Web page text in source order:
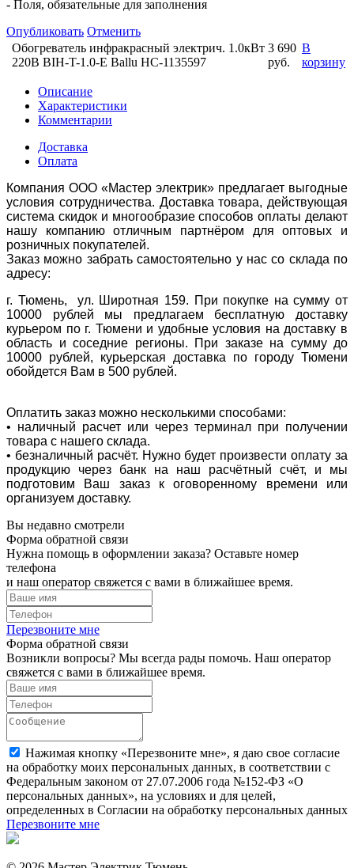
- Поля, обязательные для заполнения
Опубликовать Отменить
Обогреватель инфракрасный электрич. 1.0кВт
220В BIH-T-1.0-E Ballu НС-1135597
3 690
руб.
В
корзину
Описание
Характеристики
Комментарии
Доставка
Оплата
Компания ООО «Мастер электрик» предлагает выгодные
условия сотрудничества. Доставка товара, действующая
система скидок и многообразие способов оплаты делают
нашу компанию отличным партнёром для оптовых и
розничных покупателей.
Заказ можно забрать самостоятельно у нас со склада по
адресу:
г. Тюмень, ул. Широтная 159. При покупке на сумму от
10000 рублей мы предлагаем бесплатную доставку
курьером по г. Тюмени и удобные условия на доставку в
область и соседние регионы. При заказе на сумму до
10000 рублей, курьерская доставка по городу Тюмени
обойдется Вам в 500 рублей.
Оплатить заказ можно несколькими способами:
• наличный расчет или через терминал при получении
товара с нашего склада.
• безналичный расчёт. Нужно будет произвести оплату за
продукцию через банк на наш расчётный счёт, и мы
подготовим Ваш заказ к оговоренному времени или
организуем доставку.
Вы недавно смотрели
Форма обратной связи
Нужна помощь в оформлении заказа? Оставьте номер
телефона
и наш оператор свяжется с вами в ближайшее время.
Перезвоните мне
Форма обратной связи
Возникли вопросы? Мы всегда рады помочь. Наш оператор
свяжется с вами в ближайшее время.
Нажимая кнопку «Перезвоните мне», я даю свое согласие
на обработку моих персональных данных, в соответствии с
Федеральным законом от 27.07.2006 года №152-ФЗ «О
персональных данных», на условиях и для целей,
определенных в Согласии на обработку персональных данных
Перезвоните мне